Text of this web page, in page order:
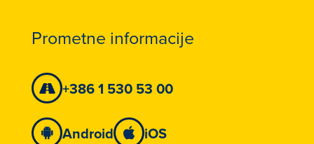
Prometne informacije
+386 1 530 53 00
Android iOS